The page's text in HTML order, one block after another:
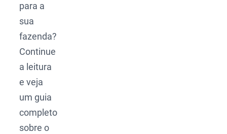
para a
sua
fazenda?
Continue
a leitura
e veja
um guia
completo
sobre o